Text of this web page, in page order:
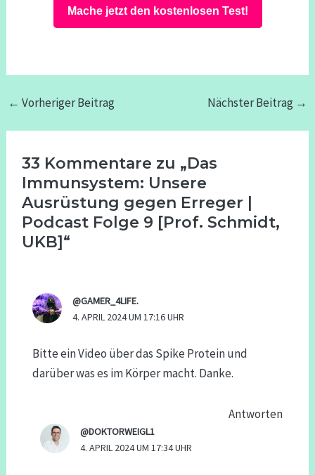
Mache jetzt den kostenlosen Test!
← Vorheriger Beitrag Nächster Beitrag →
33 Kommentare zu „Das
Immunsystem: Unsere
Ausrüstung gegen Erreger |
Podcast Folge 9 [Prof. Schmidt,
UKB]“
@GAMER_4LIFE.
4. APRIL 2024 UM 17:16 UHR
Bitte ein Video über das Spike Protein und
darüber was es im Körper macht. Danke.
Antworten
@DOKTORWEIGL1
4. APRIL 2024 UM 17:34 UHR